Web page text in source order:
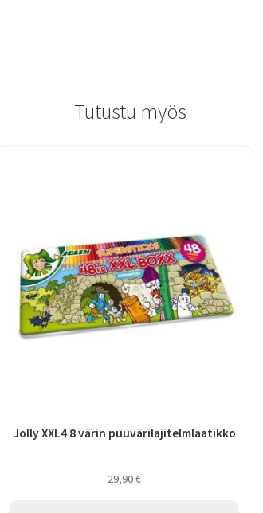
Tutustu myös
Jolly XXL4 8 värin puuvärilajitelmlaatikko
29,90€